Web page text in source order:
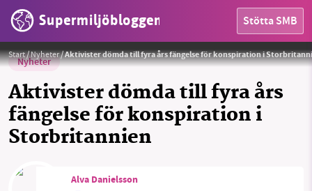
Supermiljöbloggen Stötta SMB
HEM
OMRÅDEN
Start/Nyheter/Aktivister dömda till fyra års fängelse för konspiration i
Nyheter
Aktivister dömda till fyra års
fängelse för konspiration i
Storbritannien
Foto:Just Stop Oil
Alva Danielsson